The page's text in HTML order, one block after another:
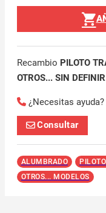
Recambio PILOTO
OTROS... SIN DEFINIR
¿Necesitas ayuda?
Consultar
ALUMBRADO
OTROS... MODELOS